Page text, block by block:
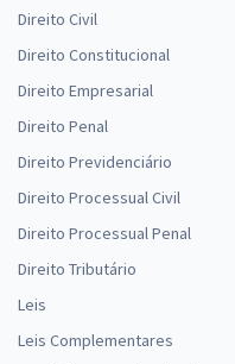
Direito Civil
Direito Constitucional
Direito Empresarial
Direito Penal
Direito Previdenciário
Direito Processual Civil
Direito Processual Penal
Direito Tributário
Leis
Leis Complementares